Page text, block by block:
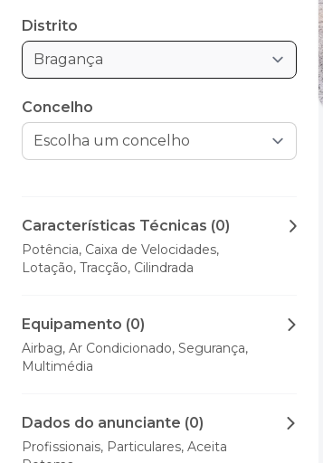
Distrito
Bragança
Concelho
Características Técnicas (0)
Potência, Caixa de Velocidades,
Lotação, Tracção, Cilindrada
Equipamento (0)
Airbag, Ar Condicionado, Segurança,
Multimédia
Dados do anunciante (0)
Profissionais, Particulares, Aceita